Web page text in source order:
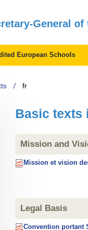
General of
European Schools
fr
Basic texts
Mission and
Mission et vision
Legal Basis
Convention portant